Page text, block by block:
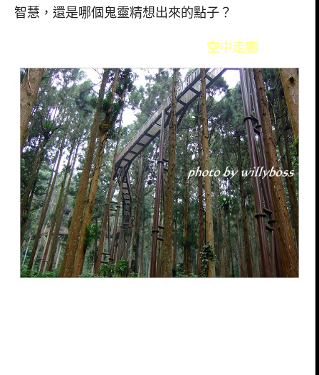
智慧，還是哪個鬼靈精想出來的點子？
空中走廊